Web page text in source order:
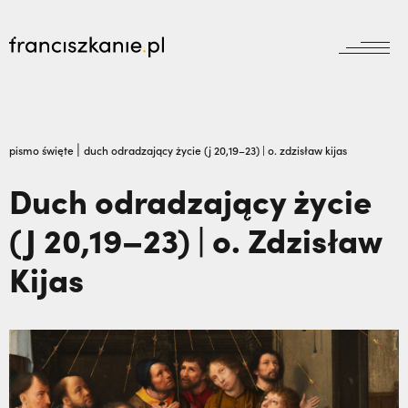
jubileusz
odpust
wydarzenia
dokumenty
biblioteka
wydarzenia
prowincja
powołanie
dzieła
misje
zakon
bracia mniejsi
reguła i życie
franciszek
duchowość
księgarnia
wesprzyj
kontakt
Wyszukiwarka
Dlaczego terroryści bali się dwóch polskich
misjonarzy? O. Zdzisław Gogola | JESTEM,
pismo święte | duch odradzający życie (j 20,19–23) | o. zdzisław kijas
Duch odradzający życie
(J 20,19–23) | o. Zdzisław
Kijas